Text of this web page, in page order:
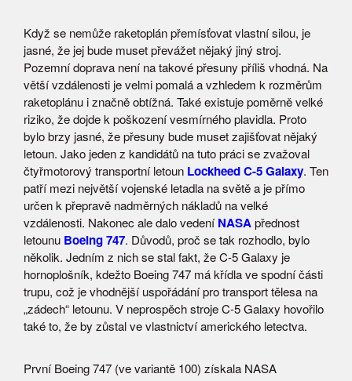
Když se nemůže raketoplán přemísťovat vlastní silou, je
jasné, že jej bude muset převážet nějaký jiný stroj.
Pozemní doprava není na takové přesuny příliš vhodná. Na
větší vzdálenosti je velmi pomalá a vzhledem k rozměrům
raketoplánu i značně obtížná. Také existuje poměrně velké
riziko, že dojde k poškození vesmírného plavidla. Proto
bylo brzy jasné, že přesuny bude muset zajišťovat nějaký
letoun. Jako jeden z kandidátů na tuto práci se zvažoval
čtyřmotorový transportní letoun Lockheed C-5 Galaxy. Ten
patří mezi největší vojenské letadla na světě a je přímo
určen k přepravě nadměrných nákladů na velké
vzdálenosti. Nakonec ale dalo vedeníNASApřednost
letounu Boeing 747. Důvodů, proč se tak rozhodlo, bylo
několik. Jedním z nich se stal fakt, že C-5 Galaxy je
hornoplošník, kdežto Boeing 747 má křídla ve spodní části
trupu, což je vhodnější uspořádání pro transport tělesa na
„zádech“ letounu. V neprospěch stroje C-5 Galaxy hovořilo
také to, že by zůstal ve vlastnictví amerického letectva.
První Boeing 747 (ve variantě 100) získala NASA